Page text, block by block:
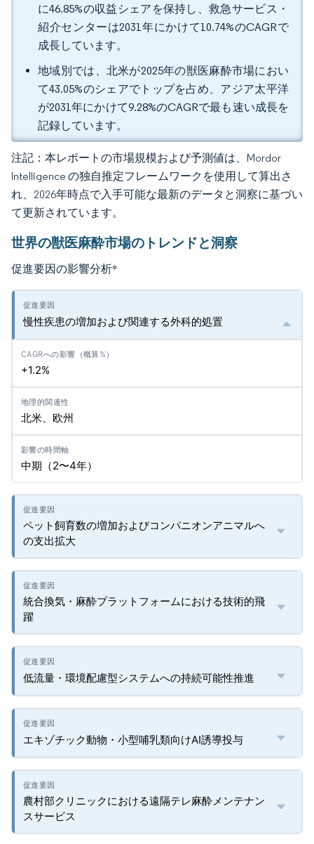
に46.85%の収益シェアを保持し、救急サービス・
紹介センターは2031年にかけて10.74%のCAGRで
成長しています。
地域別では、北米が2025年の獣医麻酔市場におい
て43.05%のシェアでトップを占め、アジア太平洋
が2031年にかけて9.28%のCAGRで最も速い成長を
記録しています。
注記：本レポートの市場規模および予測値は、Mordor
Intelligence の独自推定フレームワークを使用して算出さ
れ、2026年時点で入手可能な最新のデータと洞察に基づい
て更新されています。
世界の獣医麻酔市場のトレンドと洞察
促進要因の影響分析*
慢性疾患の増加および関連する外科的処置
+1.2%
北米、欧州
中期（2〜4年）
ペット飼育数の増加およびコンパニオンアニマルへ
の支出拡大
統合換気・麻酔プラットフォームにおける技術的飛
躍
低流量・環境配慮型システムへの持続可能性推進
エキゾチック動物・小型哺乳類向けAI誘導投与
農村部クリニックにおける遠隔テレ麻酔メンテナン
スサービス